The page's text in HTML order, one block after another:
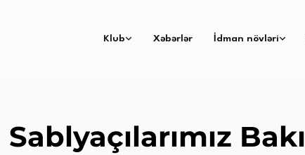
Klub Xəbərlər İdman növləri
Sablyaçılarımız Bakı